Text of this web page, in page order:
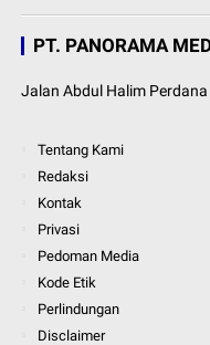
PT. PANORAMA
Jalan Abdul Halim
Tentang Kami
Redaksi
Kontak
Privasi
Pedoman Media
Kode Etik
Perlindungan
Disclaimer